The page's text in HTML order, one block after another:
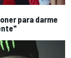
para darme